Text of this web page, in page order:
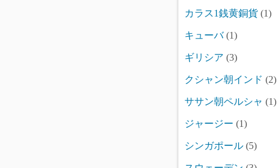
カラス1銭黄銅貨 (1)
キューバ(1)
ギリシア (3)
クシャン朝インド (2)
ササン朝ペルシャ (1)
ジャージー (1)
シンガポール (5)